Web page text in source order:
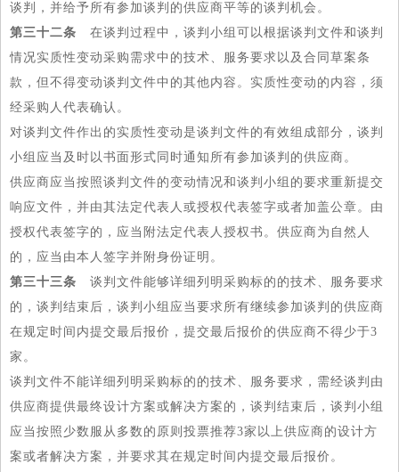
谈判，并给予所有参加谈判的供应商平等的谈判机会。
第三十二条 在谈判过程中，谈判小组可以根据谈判文件和谈判
情况实质性变动采购需求中的技术、服务要求以及合同草案条
款，但不得变动谈判文件中的其他内容。实质性变动的内容，须
经采购人代表确认。
对谈判文件作出的实质性变动是谈判文件的有效组成部分，谈判
小组应当及时以书面形式同时通知所有参加谈判的供应商。
供应商应当按照谈判文件的变动情况和谈判小组的要求重新提交
响应文件，并由其法定代表人或授权代表签字或者加盖公章。由
授权代表签字的，应当附法定代表人授权书。供应商为自然人
的，应当由本人签字并附身份证明。
第三十三条 谈判文件能够详细列明采购标的的技术、服务要求
的，谈判结束后，谈判小组应当要求所有继续参加谈判的供应商
在规定时间内提交最后报价，提交最后报价的供应商不得少于3
家。
谈判文件不能详细列明采购标的的技术、服务要求，需经谈判由
供应商提供最终设计方案或解决方案的，谈判结束后，谈判小组
应当按照少数服从多数的原则投票推荐3家以上供应商的设计方
案或者解决方案，并要求其在规定时间内提交最后报价。